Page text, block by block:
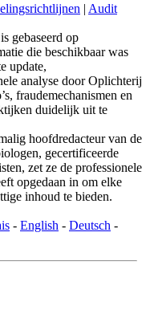
| Audit
gebaseerd op
die beschikbaar was
update,
analyse door Oplichterij
fraudemechanismen en
duidelijk uit te
hoofdredacteur van de
gecertificeerde
zet ze de professionele
opgedaan in om elke
inhoud te bieden.
- English - Deutsch -